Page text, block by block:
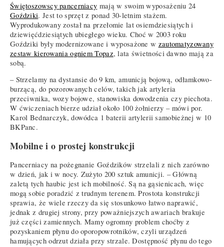
Świętoszowscy pancerniacy mają w swoim wyposażeniu 24
Goździki. Jest to sprzęt z ponad 30-letnim stażem.
Wyprodukowany został na przełomie lat osiemdziesiątych i
dziewięćdziesiątych ubiegłego wieku. Choć w 2003 roku
Goździki były modernizowane i wyposażone w zautomatyzowany
zestaw kierowania ogniem Topaz, lata świetności dawno mają za
sobą.
– Strzelamy na dystansie do 9 km, amunicją bojową, odłamkowo-
burzącą, do pozorowanych celów, takich jak artyleria
przeciwnika, wozy bojowe, stanowiska dowodzenia czy piechota.
W ćwiczeniach bierze udział około 100 żołnierzy – mówi por.
Karol Bednarczyk, dowódca 1 baterii artylerii samobieżnej w 10
BKPanc.
Mobilne i o prostej konstrukcji
Pancerniacy na pożegnanie Goździków strzelali z nich zarówno
w dzień, jak i w nocy. Zużyto 200 sztuk amunicji. – Główną
zaletą tych haubic jest ich mobilność. Są na gąsienicach, więc
mogą sobie poradzić z trudnym terenem. Prostota konstrukcji
sprawia, że wiele rzeczy da się stosunkowo łatwo naprawić,
jednak z drugiej strony, przy poważniejszych awariach brakuje
już części zamiennych. Mamy ogromny problem choćby z
pozyskaniem płynu do oporopowrotników, czyli urządzeń
hamujących odrzut działa przy strzale. Dostępność płynu do tego